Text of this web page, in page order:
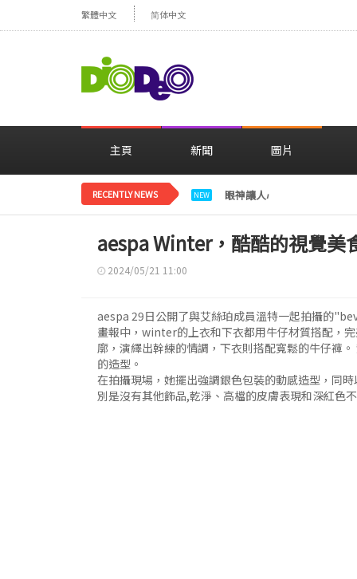
繁體中文 简体中文
主頁 新聞 圖片
RECENTLY NEWS NEW 眼神讓人心動，美貌閃耀
aespa Winter，酷酷的視覺美
2024/05/21 11:00
aespa 29日公開了與艾絲珀成員溫特一起拍攝的
畫報中，winter的上衣和下衣都用牛仔材質搭配，
廓，演繹出幹練的情調，下衣則搭配寬鬆的牛仔褲
的造型。
在拍攝現場，她擺出強調銀色包裝的動感造型，同
別是沒有其他飾品,乾淨、高檔的皮膚表現和深紅色